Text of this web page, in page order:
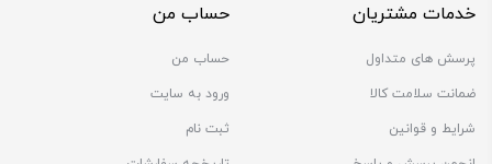
خدمات مشتریان
پرسش های متداول
ضمانت سلامت کالا
شرایط و قوانین
حساب من
حساب من
ورود به سایت
ثبت نام